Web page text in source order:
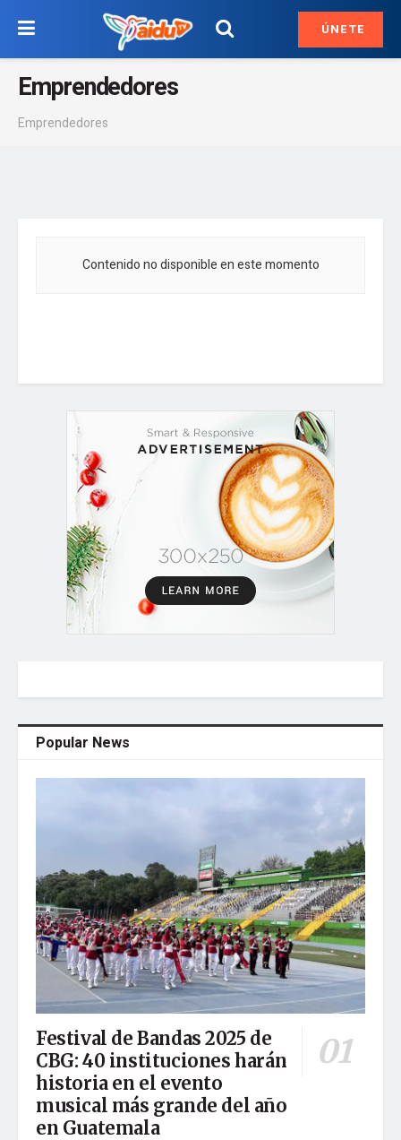
ÚNETE
Emprendedores
Emprendedores
Contenido no disponible en este momento
Popular News
Festival de Bandas 2025 de
CBG: 40 instituciones harán
historia en el evento
musical más grande del año
en Guatemala